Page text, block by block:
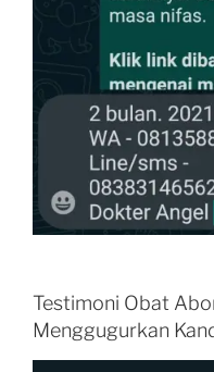
Testimoni Obat
Menggugurkan